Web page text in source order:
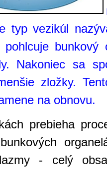
typ vezikúl
Nakoniec sa
zložky.
na obnovu.
prebieha
- celý